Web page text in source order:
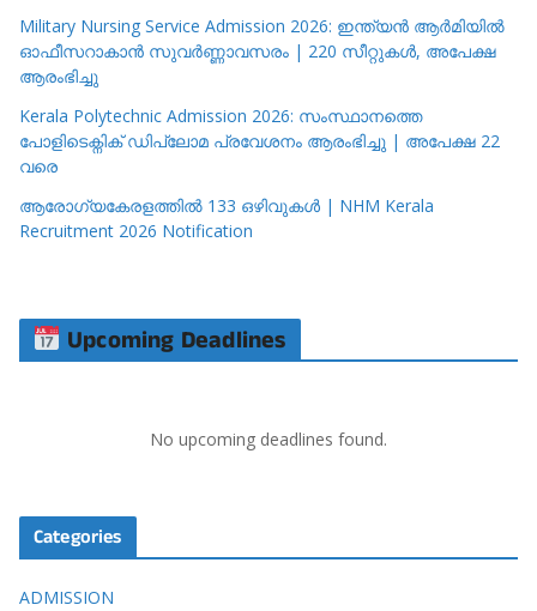
Military Nursing Service Admission 2026: ഇന്ത്യൻ ആർമിയിൽ
ഓഫീസറാകാൻ സുവർണ്ണാവസരം | 220 സീറ്റുകൾ, അപേക്ഷ
ആരംഭിച്ചു
Kerala Polytechnic Admission 2026: സംസ്ഥാനത്തെ
പോളിടെക്നിക് ഡിപ്ലോമ പ്രവേശനം ആരംഭിച്ചു | അപേക്ഷ 22
വരെ
ആരോഗ്യകേരളത്തിൽ 133 ഒഴിവുകൾ | NHM Kerala
Recruitment 2026 Notification
Upcoming Deadlines
No upcoming deadlines found.
Categories
ADMISSION